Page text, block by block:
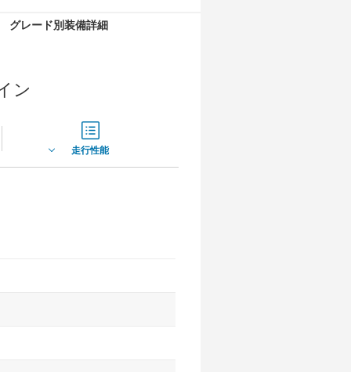
グレード別装備詳細
ン
走行性能